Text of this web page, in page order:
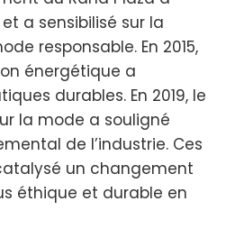
a sensibilisé sur la
responsable. En 2015,
énergétique a
durables. En 2019, le
la mode a souligné
de l’industrie. Ces
un changement
éthique et durable en